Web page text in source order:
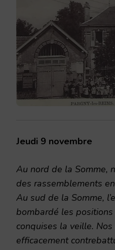
Jeudi 9 novembre
Au nord de la Somme,
des rassemblements
Au sud de la Somme,
bombardé les
conquises la veille.
efficacement